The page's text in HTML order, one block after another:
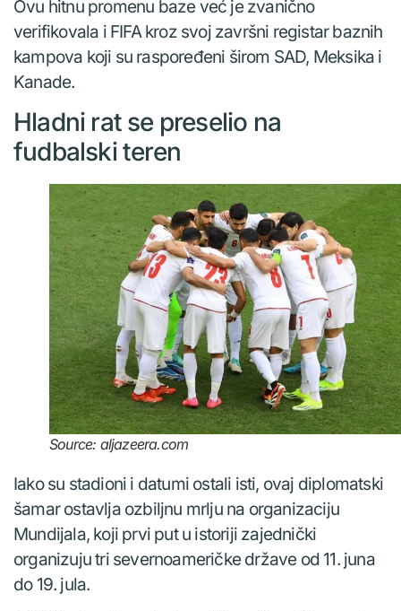
Ovu hitnu promenu baze već je zvanično
verifikovala i FIFA kroz svoj završni registar baznih
kampova koji su raspoređeni širom SAD, Meksika i
Kanade.
Hladni rat se preselio na
fudbalski teren
Source: aljazeera.com
Iako su stadioni i datumi ostali isti, ovaj diplomatski
šamar ostavlja ozbiljnu mrlju na organizaciju
Mundijala, koji prvi put u istoriji zajednički
organizuju tri severnoameričke države od 11. juna
do 19. jula.